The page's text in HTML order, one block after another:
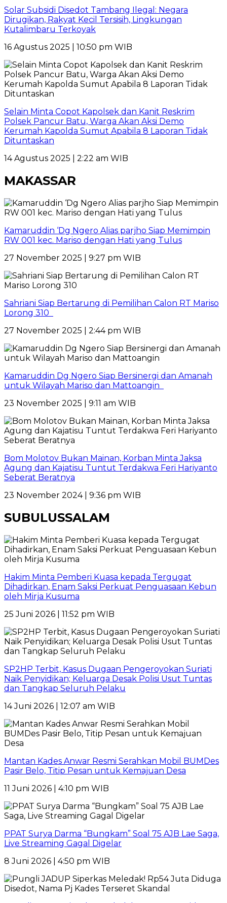
Solar Subsidi Disedot Tambang Ilegal: Negara
Dirugikan, Rakyat Kecil Tersisih, Lingkungan
Kutalimbaru Terkoyak
16 Agustus 2025 | 10:50 pm WIB
Selain Minta Copot Kapolsek dan Kanit Reskrim
Polsek Pancur Batu, Warga Akan Aksi Demo
Kerumah Kapolda Sumut Apabila 8 Laporan Tidak
Dituntaskan
14 Agustus 2025 | 2:22 am WIB
MAKASSAR
Kamaruddin ‘Dg Ngero Alias parjho Siap Memimpin
RW 001 kec. Mariso dengan Hati yang Tulus
27 November 2025 | 9:27 pm WIB
Sahriani Siap Bertarung di Pemilihan Calon RT Mariso
Lorong 310
27 November 2025 | 2:44 pm WIB
Kamaruddin Dg Ngero Siap Bersinergi dan Amanah
untuk Wilayah Mariso dan Mattoangin
23 November 2025 | 9:11 am WIB
Bom Molotov Bukan Mainan, Korban Minta Jaksa
Agung dan Kajatisu Tuntut Terdakwa Feri Hariyanto
Seberat Beratnya
23 November 2024 | 9:36 pm WIB
SUBULUSSALAM
Hakim Minta Pemberi Kuasa kepada Tergugat
Dihadirkan, Enam Saksi Perkuat Penguasaan Kebun
oleh Mirja Kusuma
25 Juni 2026 | 11:52 pm WIB
SP2HP Terbit, Kasus Dugaan Pengeroyokan Suriati
Naik Penyidikan; Keluarga Desak Polisi Usut Tuntas
dan Tangkap Seluruh Pelaku
14 Juni 2026 | 12:07 am WIB
Mantan Kades Anwar Resmi Serahkan Mobil BUMDes
Pasir Belo, Titip Pesan untuk Kemajuan Desa
11 Juni 2026 | 4:10 pm WIB
PPAT Surya Darma “Bungkam” Soal 75 AJB Lae Saga,
Live Streaming Gagal Digelar
8 Juni 2026 | 4:50 pm WIB